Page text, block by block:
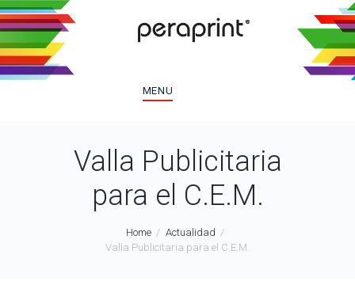
MENU
Valla Publicitaria
para el C.E.M.
Home
Actualidad
Valla Publicitaria para el C.E.M.